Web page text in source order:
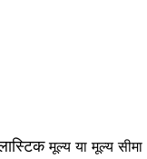
मूल्य या मूल्य सीमा